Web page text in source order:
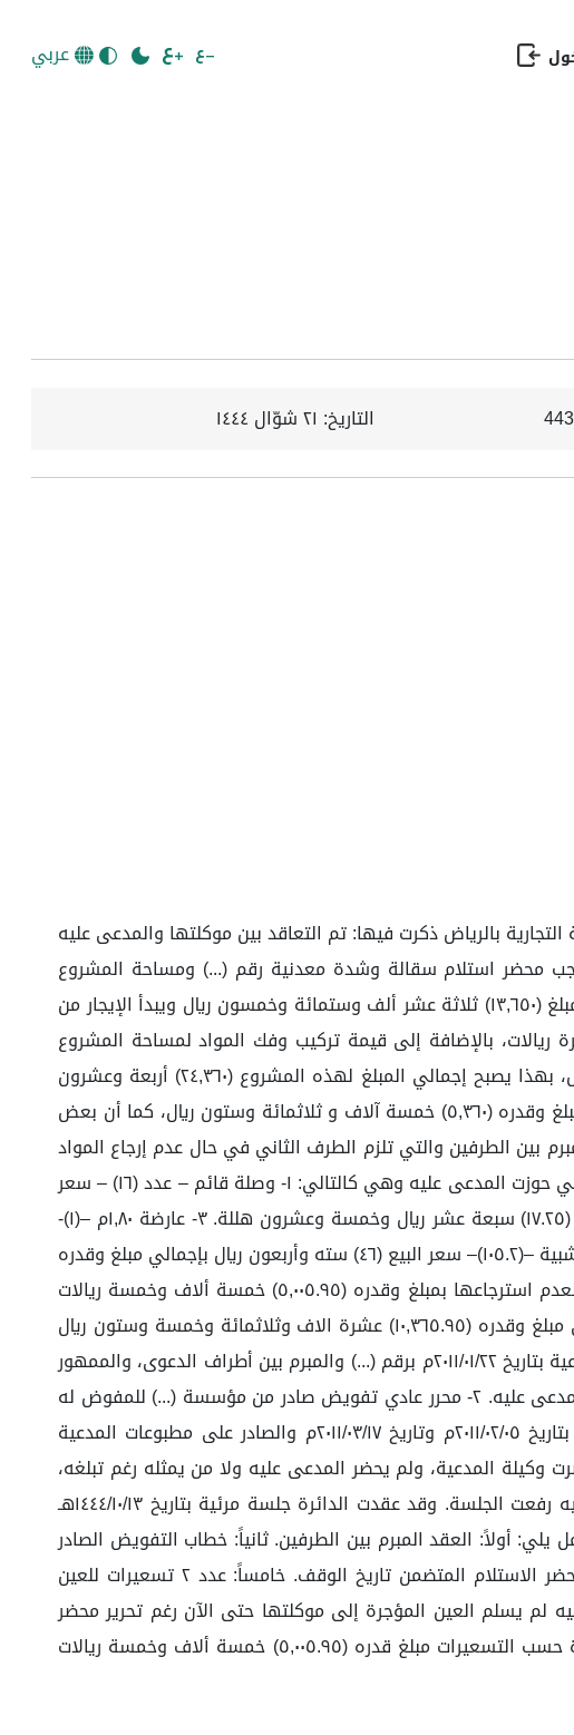
عربي
التاريخ: ٢١ شوّال ١٤٤٤
بالرياض ذكرت فيها: تم التعاقد بين موكلتها والمدعى عليه
وهي كالتالي: بموجب محضر استلام سقالة وشدة معدنية رقم (...) ومساحة المشروع
(١٠٥٠متر مربع) بمبلغ إيجار شهري للمتر الواحد (١٣) ثلاثة عشر ريال ليصبح إجمالي قيمة الشهر الواحد لجميع الأمتار مبلغ (١٣,٦٥٠) ثلاثة عشر ألف وستمائة وخمسون ريال ويبدأ الإيجار من
ليصبح إجمالي الإيجار (١٩,١١٠) تسعة عشر ألف ومائة وعشرة ريالات، بالإضافة إلى قيمة تركيب وفك المواد لمساحة المشروع
(١٠٥٠متر مربع) بسعر (٥) خمسة ريالات ليصبح إجمالي التركيب والفك مبلغ (٥,٢٥٠) خمسة ألاف ومائتا وخمسون ريال، بهذا يصبح إجمالي المبلغ لهذه المشروع (٢٤,٣٦٠) أربعة وعشرون
ألف وثلاثمائة وستون ريال، والواصل من الأجرة من بداية العقد مبلغ وقدره (١٩,٠٠٠) تسعة عشر ألف ريال، وتبقى مبلغ وقدره (٥,٣٦٠) خمسة آلاف و ثلاثمائة وستون ريال، كما أن بعض
بين الطرفين والتي تلزم الطرف الثاني في حال عدم إرجاع المواد
أن يسدد قيمتها وذلك وفقاً لما نصت عليه الفقرة الرابعة من البند السابع في العقد، و بناءً عليه لا زالت المعدات في حوزت المدعى عليه وهي كالتالي: ١- وصلة قائم – عدد (١٦) – سعر
البيع (٥.٧٥) خمسة ريالات وخمسة وسبعون هللة بإجمالي مبلغ و قدره (٩٢) ريال. ٢- عارضة ٦٠ سم -(١)– سعر البيع (١٧.٢٥) سبعة عشر ريال وخمسة وعشرون هللة. ٣- عارضة ١,٨٠م –(١)-
سعر البيع (٣٤.٥) أربعة وثلاثون ريال وخمس هللات. ٤- ميزانية –(١)– سعر البيع (٢٣) ثلاثة وعشرون ريال. ٥- كمرات خشبية –(١٠٥.٢)– سعر البيع (٤٦) سته وأربعون ريال بإجمالي مبلغ وقدره
(٤,٨٣٩.٢٠) أربعة ألاف وثمانمائة وتسعة وثلاثون ريال وعشرون هللة. وبذلك يصبح إجمالي مبلغ المعدات المؤجرة لعدم استرجاعها بمبلغ وقدره (٥,٠٠٥.٩٥) خمسة ألاف وخمسة ريالات
وتسعة وخمسون هللة، وطالبت بإلزام المدعى عليه بسداد القيمة المتبقية من مديونية الإيجارات والمواد بإجمالي مبلغ وقدره (١٠,٣٦٥.٩٥) عشرة الاف وثلاثمائة وخمسة وستون ريال
وخمسة وتسعون هللة. وقدمت سنداً لطلبها، المستندات التالية: ١- محرر عادي عقد إيجار الصادر على مطبوعات المدعية بتاريخ ٢٠١١/٠١/٢٢م برقم (...) والمبرم بين أطراف الدعوى، والممهور
بتوقيع وختم كلا الطرفين بناءً على التفويض المفوض له بموجب تفويض مصدق من الغرفة التجارية بالرياض من المدعى عليه. ٢- محرر عادي تفويض صادر من مؤسسة (...) للمفوض له
(...) في الاستئجار، والممهور بتوقعهم وختم مؤسسة (...) وتصديق الغرفة التجارية. ٣- محاضر استلام السقالة بتاريخ ٢٠١١/٠٢/٠٥م وتاريخ ٢٠١١/٠٣/١٧م والصادر على مطبوعات المدعية
له. وقد عقدت الدائرة جلسة مرئية بتاريخ ١٤٤٤/٠٨/٢٣هـ وملخصها: حضرت وكيلة المدعية، ولم يحضر المدعى عليه ولا من يمثله رغم تبلغه،
وبسؤال وكيلة المدعية عن دعوى موكلتها؟ أحالت إلى ما ورد أعلاه، وبسؤالها البينة؟ طلبت مهلة لإرفاقها، وعليه رفعت الجلسة. وقد عقدت الدائرة جلسة مرئية بتاريخ ١٤٤٤/١٠/١٣هـ
أولاً: العقد المبرم بين الطرفين. ثانياً: خطاب التفويض الصادر
من المدعى عليها لمفوضها (...) المختوم من الغرفة التجارية. ثالثاً: محضر الاستلام المتضمن تاريخ البدء. رابعاً: محضر الاستلام المتضمن تاريخ الوقف. خامساً: عدد ٢ تسعيرات للعين
لم يسلم العين المؤجرة إلى موكلتها حتى الآن رغم تحرير محضر
وقف التأجير المرفق بالدعوى، وأكدت على أن المتبقي من الأجرة قدره (٥,٣٦٠) ريال ومتوسط قيمة العين المؤجرة حسب التسعيرات مبلغ قدره (٥,٠٠٥.٩٥) خمسة ألاف وخمسة ريالات